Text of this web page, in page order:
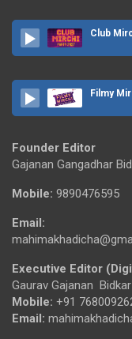
Club
Filmy
Founder Editor
Gajanan Gangadhar
Mobile: 9890476595
Email:
Executive Editor
Gaurav Gajanan Bidkar
Mobile: +91
Email: